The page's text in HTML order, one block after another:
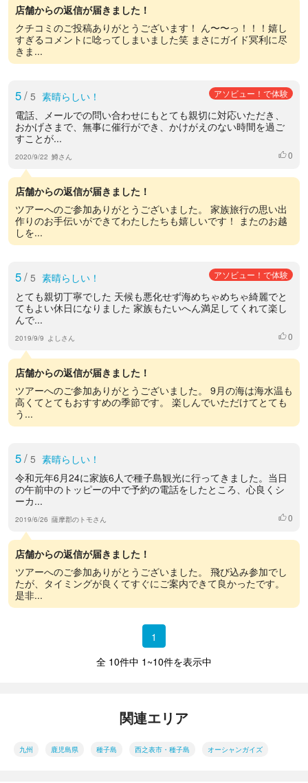
店舗からの返信が届きました！
クチコミのご投稿ありがとうございます！ ん〜〜っ！！！嬉し
すぎるコメントに唸ってしまいました笑 まさにガイド冥利に尽
きま...
5/ 5 素晴らしい！ アソビュー！で体験
電話、メールでの問い合わせにもとても親切に対応いただき、
おかげさまで、無事に催行ができ、かけがえのない時間を過ご
すことが...
2020/9/22 鱒さん いいね
0
店舗からの返信が届きました！
ツアーへのご参加ありがとうございました。 家族旅行の思い出
作りのお手伝いができてわたしたちも嬉しいです！ またのお越
しを...
5/ 5 素晴らしい！ アソビュー！で体験
とても親切丁寧でした 天候も悪化せず海めちゃめちゃ綺麗でと
てもよい休日になりました 家族もたいへん満足してくれて楽し
んで...
2019/9/9 よしさん いいね
0
店舗からの返信が届きました！
ツアーへのご参加ありがとうございました。 9月の海は海水温も
高くてとてもおすすめの季節です。 楽しんでいただけてとても
う...
5/ 5 素晴らしい！
令和元年6月24に家族6人で種子島観光に行ってきました。当日
の午前中のトッピーの中で予約の電話をしたところ、心良くシ
ーカ...
2019/6/26 薩摩郡のトモさん いいね
0
店舗からの返信が届きました！
ツアーへのご参加ありがとうございました。 飛び込み参加でし
たが、タイミングが良くてすぐにご案内できて良かったです。
是非...
1
全 10件中 1~10件を表示中
関連エリア
九州 鹿児島県 種子島 西之表市・種子島 オーシャンガイズ